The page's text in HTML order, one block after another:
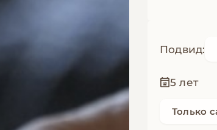
Подвид:
5 лет
Только